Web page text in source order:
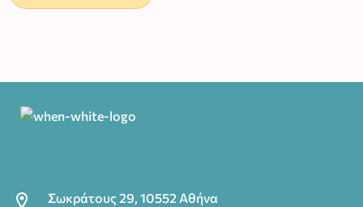
Σωκράτους 29, 10552 Αθήνα